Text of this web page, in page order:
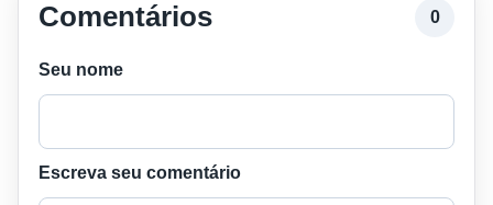
Comentários 0
Seu nome
Escreva seu comentário